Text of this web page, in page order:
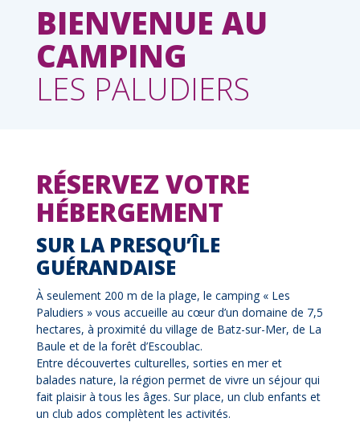
BIENVENUE AU
CAMPING
LES PALUDIERS
RÉSERVEZ VOTRE
HÉBERGEMENT
SUR LA PRESQU’ÎLE
GUÉRANDAISE
À seulement 200 m de la plage, le camping « Les
Paludiers » vous accueille au cœur d’un domaine de 7,5
hectares, à proximité du village de Batz-sur-Mer, de La
Baule et de la forêt d’Escoublac.
Entre découvertes culturelles, sorties en mer et
balades nature, la région permet de vivre un séjour qui
fait plaisir à tous les âges. Sur place, un club enfants et
un club ados complètent les activités.